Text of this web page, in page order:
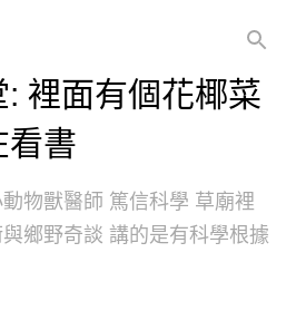
裡面有個花椰菜
看書
物獸醫師 篤信科學 草廟裡
鄉野奇談 講的是有科學根據